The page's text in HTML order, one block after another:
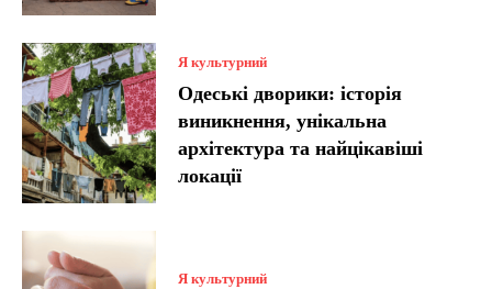
Я культурний
Одеські дворики: історія
виникнення, унікальна
архітектура та найцікавіші
локації
Я культурний